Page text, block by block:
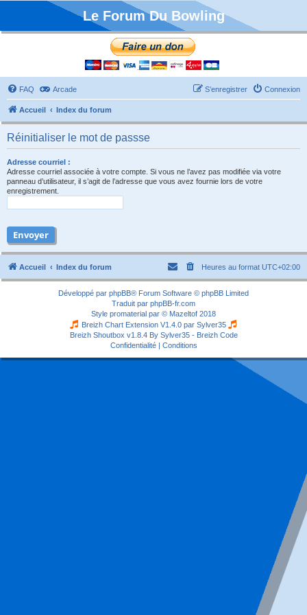
Le Forum Du Bowling
FAQ Arcade Connexion
S’enregistrer
Accueil Index du forum
Réinitialiser le mot de passse
Adresse courriel :
Adresse courriel associée à votre compte. Si vous ne l’avez pas modifiée via votre
panneau d’utilisateur, il s’agit de l’adresse que vous avez fournie lors de votre
enregistrement.
Accueil Index du forum Heures au format UTC+02:00
Développé par phpBB® Forum Software © phpBB Limited
Traduit par phpBB-fr.com
Style promaterial par © Mazeltof 2018
Breizh Chart Extension V1.4.0 par Sylver35
Breizh Shoutbox v1.8.4 By Sylver35 - Breizh Code
Confidentialité| Conditions